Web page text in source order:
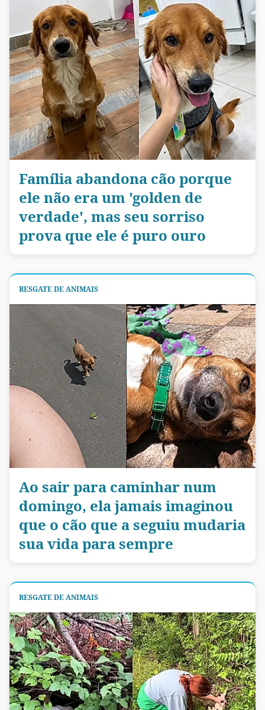
Família abandona cão porque
ele não era um 'golden de
verdade', mas seu sorriso
prova que ele é puro ouro
RESGATE DE ANIMAIS
Ao sair para caminhar num
domingo, ela jamais imaginou
que o cão que a seguiu mudaria
sua vida para sempre
RESGATE DE ANIMAIS